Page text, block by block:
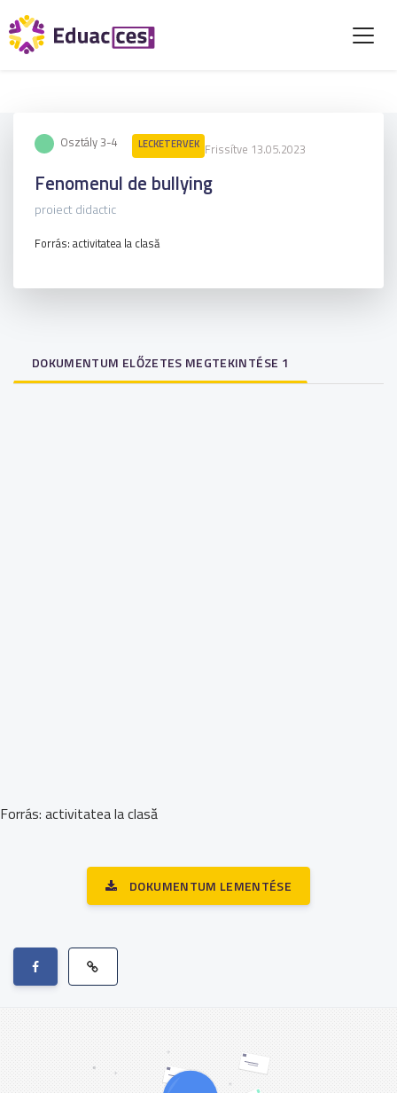
Osztály 3-4 LECKETERVEK Frissítve 13.05.2023
Fenomenul de bullying
proiect didactic
Forrás: activitatea la clasă
DOKUMENTUM ELŐZETES MEGTEKINTÉSE 1
Forrás: activitatea la clasă
DOKUMENTUM LEMENTÉSE